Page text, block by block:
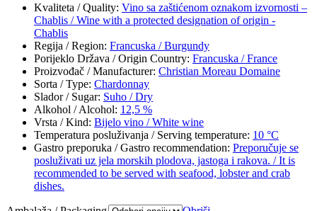
Kvaliteta / Quality: Vino sa zaštićenom oznakom izvornosti –
Chablis / Wine with a protected designation of origin -
Chablis
Regija / Region: Francuska / Burgundy
Porijeklo Država / Origin Country: Francuska / France
Proizvođač / Manufacturer: Christian Moreau Domaine
Sorta / Type: Chardonnay
Slador / Sugar: Suho / Dry
Alkohol / Alcohol: 12,5 %
Vrsta / Kind: Bijelo vino / White wine
Temperatura posluživanja / Serving temperature: 10 °C
Gastro preporuka / Gastro recommendation: Preporučuje se
posluživati uz jela morskih plodova, jastoga i rakova. / It is
recommended to be served with seafood, lobster and crab
dishes.